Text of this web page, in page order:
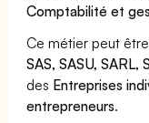
Comptabilité et
Ce métier peut
SAS, SASU, SARL,
des Entreprises
entrepreneurs.